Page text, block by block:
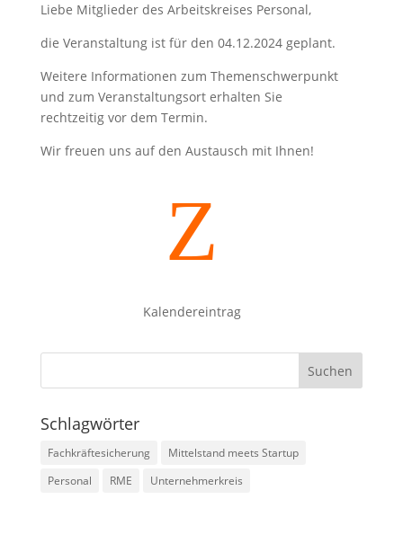
Liebe Mitglieder des Arbeitskreises Personal,
die Veranstaltung ist für den 04.12.2024 geplant.
Weitere Informationen zum Themenschwerpunkt
und zum Veranstaltungsort erhalten Sie
rechtzeitig vor dem Termin.
Wir freuen uns auf den Austausch mit Ihnen!
Z
Kalendereintrag
Schlagwörter
Fachkräftesicherung
Mittelstand meets Startup
Personal
RME Unternehmerkreis